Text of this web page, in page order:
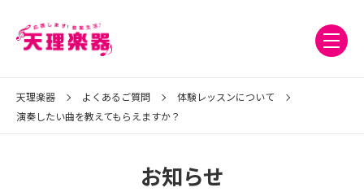
天理楽器 よくあるご質問
体験レッスンについて
演奏したい曲を教えてもらえますか？
お知らせ